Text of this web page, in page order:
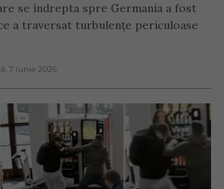
se îndrepta spre Germania a fost
a traversat turbulențe periculoase
7 iunie 2026